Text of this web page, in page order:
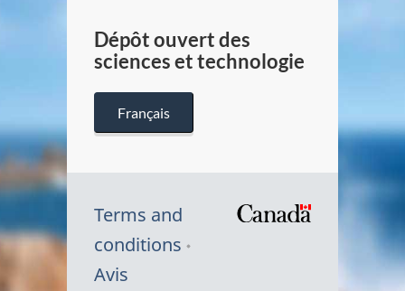
Dépôt ouvert des
sciences et technologie
Français
Terms and
conditions
Avis
Symbole